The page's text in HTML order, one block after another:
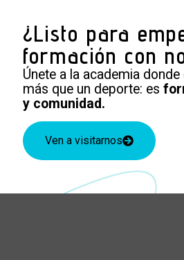
¿Listo para
formación con
Únete a la academia
más que un deporte: es
y comunidad.
Ven a visitarnos